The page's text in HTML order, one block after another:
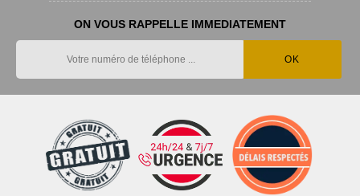
ON VOUS RAPPELLE IMMEDIATEMENT